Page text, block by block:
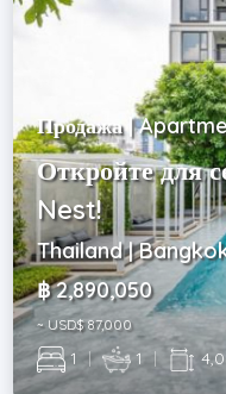
Продажа |
Откройте для
Nest!
Thailand |
฿ 2,890,050
~ USD$ 87,000
1 | 1 |